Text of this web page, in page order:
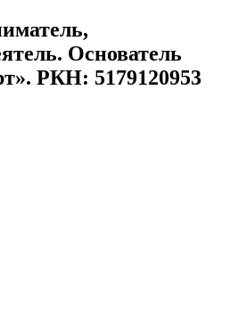
Основатель
РКН: 5179120953